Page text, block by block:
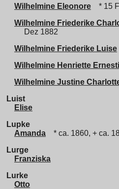
Wilhelmine Eleonore
* 15
Wilhelmine Friederike
Dez 1882
Wilhelmine Friederike Luise
Wilhelmine Henriette
Wilhelmine Justine
Luist
Elise
Lupke
Amanda
* ca. 1860, + ca.
Lurge
Franziska
Lurke
Otto